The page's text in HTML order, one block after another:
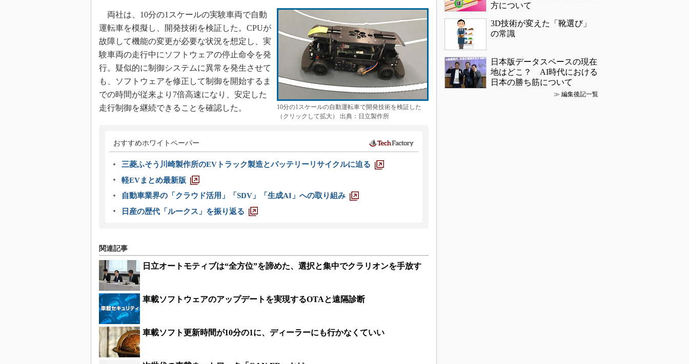
10分の1スケールの自動運転車で開発技術を検証した
（クリックして拡大） 出典：日立製作所
両社は、10分の1スケールの実験車両で自動
運転車を模擬し、開発技術を検証した。CPUが
故障して機能の変更が必要な状況を想定し、実
験車両の走行中にソフトウェアの停止命令を発
行。疑似的に制御システムに異常を発生させて
も、ソフトウェアを修正して制御を開始するま
での時間が従来より7倍高速になり、安定した
走行制御を継続できることを確認した。
おすすめホワイトペーパー
三菱ふそう川崎製作所のEVトラック製造とバッテリーリサイクルに迫る
軽EVまとめ最新版
自動車業界の「クラウド活用」「SDV」「生成AI」への取り組み
日産の歴代「ルークス」を振り返る
関連記事
日立オートモティブは“全方位”を諦めた、選択と集中でクラリオンを手放す
車載ソフトウェアのアップデートを実現するOTAと遠隔診断
車載ソフト更新時間が10分の1に、ディーラーにも行かなくていい
方について
3D技術が変えた「靴選び」
の常識
日本版データスペースの現在
地はどこ？ AI時代における
日本の勝ち筋について
≫ 編集後記一覧